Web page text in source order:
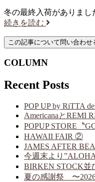
冬の最終入荷がありまし
続きを読む
COLUMN
Recent Posts
POP UP by RiTTA
AmericanaとREMI
POPUP STORE〝
HAWAII FAIR ②
JAMES AFTER
今週末より
BIRKEN STOCK並
夏の感謝祭 〜